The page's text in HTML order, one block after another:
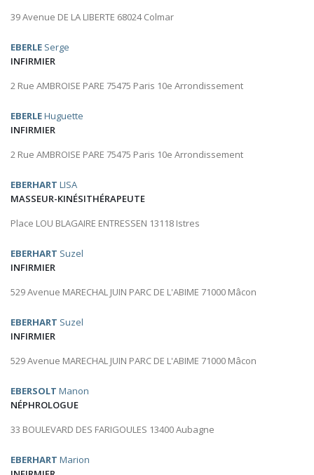
39 Avenue DE LA LIBERTE 68024 Colmar
EBERLE Serge
INFIRMIER
2 Rue AMBROISE PARE 75475 Paris 10e Arrondissement
EBERLEHuguette
INFIRMIER
2 Rue AMBROISE PARE 75475 Paris 10e Arrondissement
EBERHART LISA
MASSEUR-KINÉSITHÉRAPEUTE
Place LOU BLAGAIRE ENTRESSEN 13118 Istres
EBERHART Suzel
INFIRMIER
529 Avenue MARECHAL JUIN PARC DE L'ABIME 71000 Mâcon
EBERHART Suzel
INFIRMIER
529 Avenue MARECHAL JUIN PARC DE L'ABIME 71000 Mâcon
EBERSOLT Manon
NÉPHROLOGUE
33 BOULEVARD DES FARIGOULES 13400 Aubagne
EBERHART Marion